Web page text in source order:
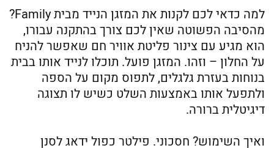
למה כדאי לכם לקנות את המזגן הנייד מבית Family?
מהסיבה הפשוטה שאין לכם צורך בהתקנה עבורו,
הוא מגיע עם צינור פליטת אוויר חם שאפשר להניח
על החלון – וזהו. המזגן פועל. תוכלו לנייד אותו בבית
בנוחות בעזרת גלגלים, לתפוס מקום על הספה
ולתפעל אותו באמצעות השלט כשיש לו תצוגה
דיגיטלית ברורה.
ואיך השימוש? חסכוני. פילטר כפול ידאג לסנן